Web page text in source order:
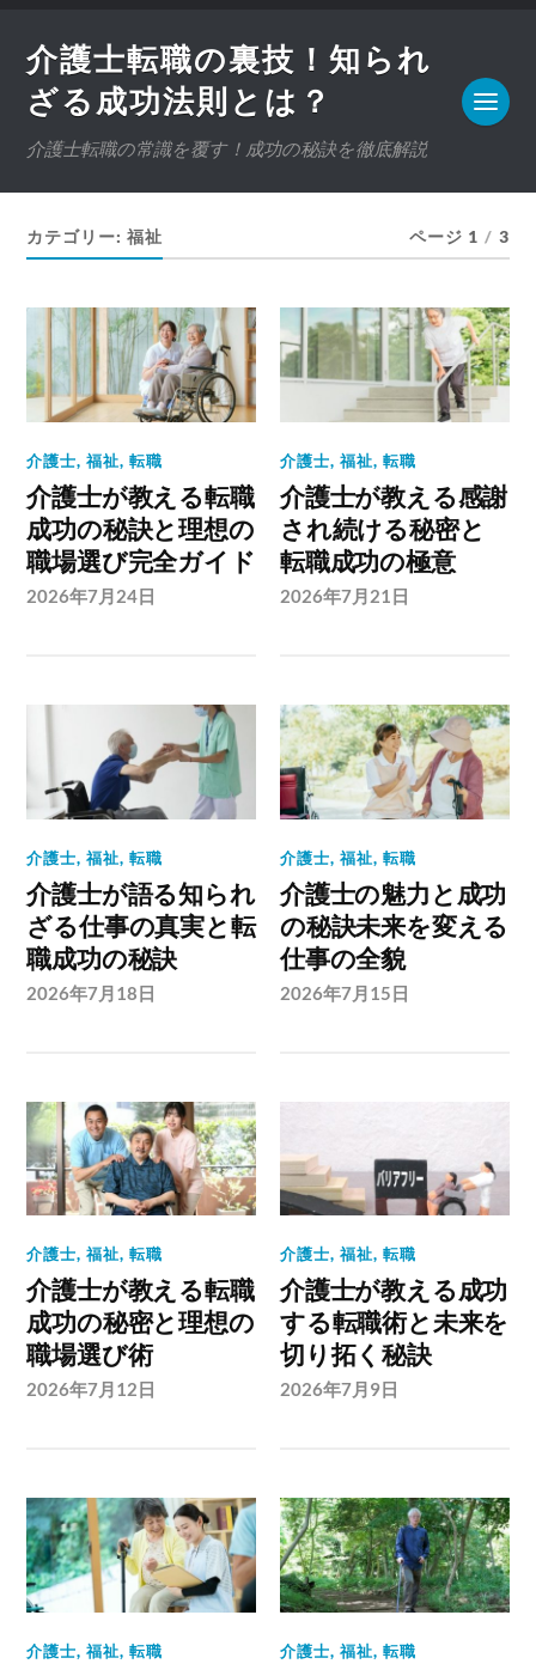
介護士転職の裏技！知られ
ざる成功法則とは？
介護士転職の常識を覆す！成功の秘訣を徹底解説
カテゴリー:福祉 ページ 1 / 3
介護士,福祉,転職
介護士が教える転職
成功の秘訣と理想の
職場選び完全ガイド
2026年7月24日
介護士,福祉,転職
介護士が教える感謝
され続ける秘密と
転職成功の極意
2026年7月21日
介護士,福祉,転職
介護士が語る知られ
ざる仕事の真実と転
職成功の秘訣
2026年7月18日
介護士,福祉,転職
介護士の魅力と成功
の秘訣未来を変える
仕事の全貌
2026年7月15日
介護士,福祉,転職
介護士が教える転職
成功の秘密と理想の
職場選び術
2026年7月12日
介護士,福祉,転職
介護士が教える成功
する転職術と未来を
切り拓く秘訣
2026年7月9日
介護士,福祉,転職 介護士,福祉,転職